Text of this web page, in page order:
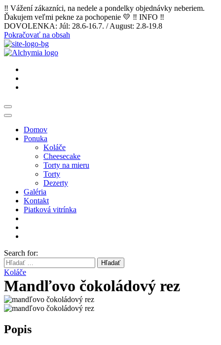
‼️ Vážení zákazníci, na nedele a pondelky objednávky neberiem.
Ďakujem veľmi pekne za pochopenie 💛 ‼️ INFO ‼️
DOVOLENKA: Júl: 28.6-16.7. / August: 2.8-19.8
Pokračovať na obsah
Domov
Ponuka
Koláče
Cheesecake
Torty na mieru
Torty
Dezerty
Galéria
Kontakt
Piatková vitrínka
Search for:
Hľadať
Koláče
Mandľovo čokoládový rez
Popis